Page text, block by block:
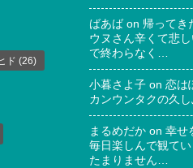
ド (26)
ばあば on 帰ってき
ウヌさん辛くて悲
で終わらなく…
小暮さよ子 on 恋は
カンウンタクの久
まるめだか on 幸せ
毎日楽しんで観て
たまりません…